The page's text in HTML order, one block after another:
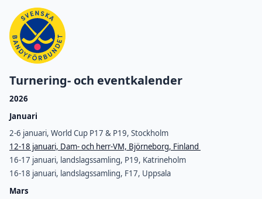
Turnering- och eventkalender
2026
Januari
2-6 januari, World Cup P17 & P19, Stockholm
12-18 januari, Dam- och herr-VM, Björneborg, Finland
16-17 januari, landslagssamling, P19, Katrineholm
16-18 januari, landslagssamling, F17, Uppsala
Mars